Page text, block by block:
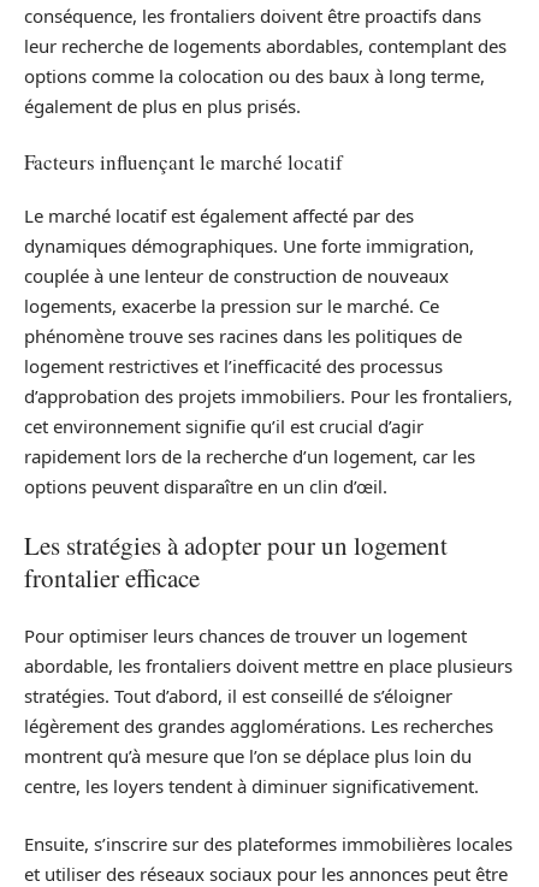
conséquence, les frontaliers doivent être proactifs dans
leur recherche de logements abordables, contemplant des
options comme la colocation ou des baux à long terme,
également de plus en plus prisés.
Facteurs influençant le marché locatif
Le marché locatif est également affecté par des
dynamiques démographiques. Une forte immigration,
couplée à une lenteur de construction de nouveaux
logements, exacerbe la pression sur le marché. Ce
phénomène trouve ses racines dans les politiques de
logement restrictives et l’inefficacité des processus
d’approbation des projets immobiliers. Pour les frontaliers,
cet environnement signifie qu’il est crucial d’agir
rapidement lors de la recherche d’un logement, car les
options peuvent disparaître en un clin d’œil.
Les stratégies à adopter pour un logement
frontalier efficace
Pour optimiser leurs chances de trouver un logement
abordable, les frontaliers doivent mettre en place plusieurs
stratégies. Tout d’abord, il est conseillé de s’éloigner
légèrement des grandes agglomérations. Les recherches
montrent qu’à mesure que l’on se déplace plus loin du
centre, les loyers tendent à diminuer significativement.
Ensuite, s’inscrire sur des plateformes immobilières locales
et utiliser des réseaux sociaux pour les annonces peut être